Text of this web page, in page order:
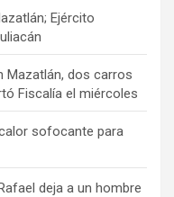
Ejército
Mazatlán, dos carros
Fiscalía el miércoles
sofocante para
deja a un hombre